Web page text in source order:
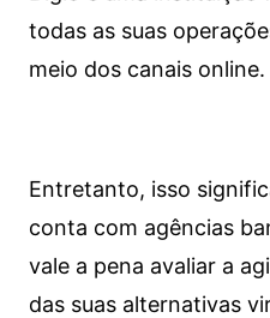
todas as suas
meio dos canais online.
Entretanto, isso
conta com agências
vale a pena avaliar a
das suas alternativas